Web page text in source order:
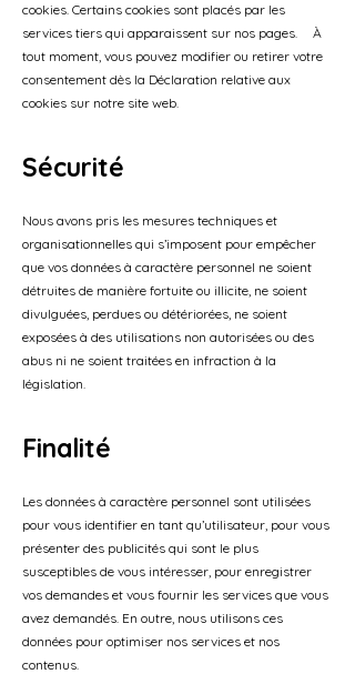
cookies. Certains cookies sont placés par les
services tiers qui apparaissent sur nos pages. À
tout moment, vous pouvez modifier ou retirer votre
consentement dès la Déclaration relative aux
cookies sur notre site web.
Sécurité
Nous avons pris les mesures techniques et
organisationnelles qui s’imposent pour empêcher
que vos données à caractère personnel ne soient
détruites de manière fortuite ou illicite, ne soient
divulguées, perdues ou détériorées, ne soient
exposées à des utilisations non autorisées ou des
abus ni ne soient traitées en infraction à la
législation.
Finalité
Les données à caractère personnel sont utilisées
pour vous identifier en tant qu’utilisateur, pour vous
présenter des publicités qui sont le plus
susceptibles de vous intéresser, pour enregistrer
vos demandes et vous fournir les services que vous
avez demandés. En outre, nous utilisons ces
données pour optimiser nos services et nos
contenus.